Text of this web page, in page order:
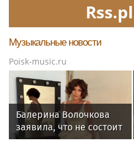
Музыкальные новости
Poisk-music.ru
Балерина Волочкова
заявила, что не состоит